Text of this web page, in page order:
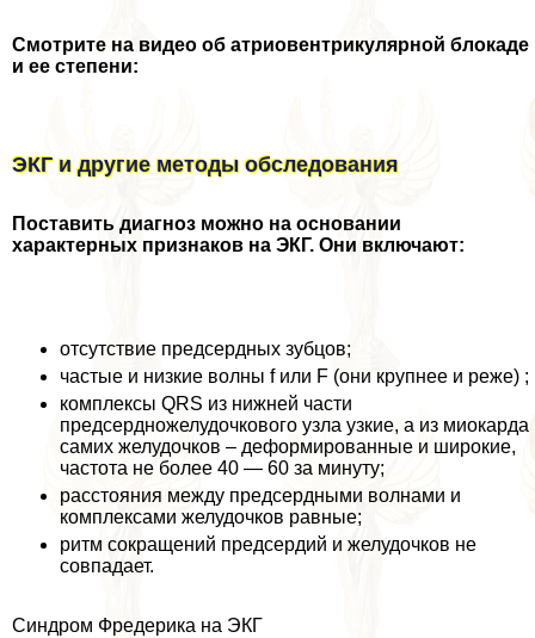
Смотрите на видео об атриовентрикулярной блокаде
и ее степени:
ЭКГ и другие методы обследования
Поставить диагноз можно на основании
хаpaктерных признаков на ЭКГ. Они включают:
отсутствие предсердных зубцов;
частые и низкие волны f или F (они крупнее и реже) ;
комплексы QRS из нижней части
предсердножелудочкового узла узкие, а из миокарда
самих желудочков – деформированные и широкие,
частота не более 40 — 60 за минуту;
расстояния между предсердными волнами и
комплексами желудочков равные;
ритм сокращений предсердий и желудочков не
совпадает.
Синдром Фредерика на ЭКГ